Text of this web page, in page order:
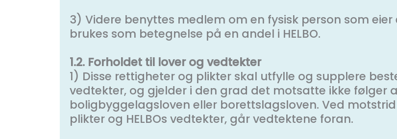
3) Videre benyttes medlem om en fysisk person som eier
brukes som betegnelse på en andel i HELBO.
1.2. Forholdet til lover og vedtekter
1) Disse rettigheter og plikter skal utfylle og supplere
vedtekter, og gjelder i den grad det motsatte ikke følger
boligbyggelagsloven eller borettslagsloven. Ved
plikter og HELBOs vedtekter, går vedtektene foran.